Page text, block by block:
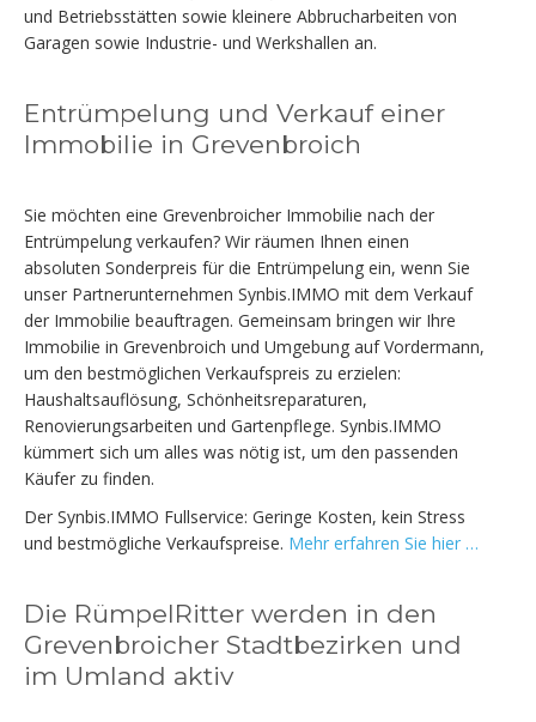
und Betriebsstätten sowie kleinere Abbrucharbeiten von
Garagen sowie Industrie- und Werkshallen an.
Entrümpelung und Verkauf einer
Immobilie in Grevenbroich
Sie möchten eine Grevenbroicher Immobilie nach der
Entrümpelung verkaufen? Wir räumen Ihnen einen
absoluten Sonderpreis für die Entrümpelung ein, wenn Sie
unser Partnerunternehmen Synbis.IMMO mit dem Verkauf
der Immobilie beauftragen. Gemeinsam bringen wir Ihre
Immobilie in Grevenbroich und Umgebung auf Vordermann,
um den bestmöglichen Verkaufspreis zu erzielen:
Haushaltsauflösung, Schönheitsreparaturen,
Renovierungsarbeiten und Gartenpflege. Synbis.IMMO
kümmert sich um alles was nötig ist, um den passenden
Käufer zu finden.
Der Synbis.IMMO Fullservice: Geringe Kosten, kein Stress
und bestmögliche Verkaufspreise. Mehr erfahren Sie hier …
Die RümpelRitter werden in den
Grevenbroicher Stadtbezirken und
im Umland aktiv